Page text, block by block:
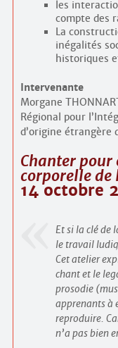
les
compte des
La
inégalités
historiques
Intervenante
Morgane
Régional pour
d’origine étrangère
Chanter
corporelle
14 octobre
Et si la clé de
le travail
Cet atelier
chant et le
prosodie
apprenants à
reproduire.
n’a pas bien